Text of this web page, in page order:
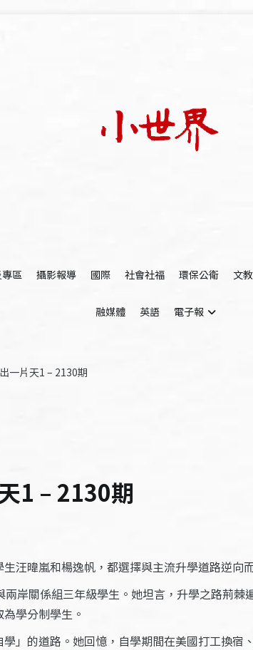
區 攝影報導 國際 社會社福 環保公衛 文
融媒體 英語 電子報
一片天1 – 2130期
1 – 2130期
汪暐嵐和楊逸帆，都選擇與主流升學道路逆
岸關係組三年級學生。她坦言，升學之路荊
學分制學生。
」的道路。她回憶，自學期間在美國打工換